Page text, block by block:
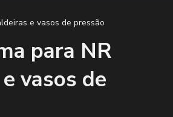
e vasos de pressão
para NR
vasos de